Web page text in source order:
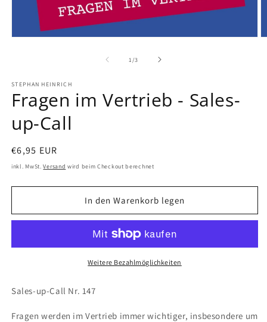
1 /von
3
STEPHAN HEINRICH
Fragen im Vertrieb - Sales-
up-Call
Normaler
Preis
€6,95 EUR
inkl. MwSt.Versand wird beim Checkout berechnet
In den Warenkorb legen
Weitere Bezahlmöglichkeiten
Sales-up-Call Nr. 147
Fragen werden im Vertrieb immer wichtiger, insbesondere um